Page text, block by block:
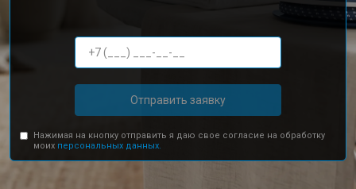
Отправить заявку
Нажимая на кнопку отправить я даю свое согласие на обработку
моих персональных данных.